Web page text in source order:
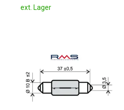
ext. Lager